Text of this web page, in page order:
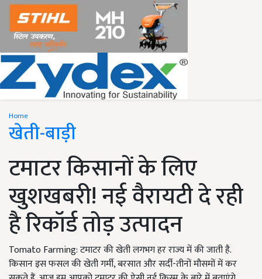
Home
खेती-बाड़ी
टमाटर किसानों के लिए
खुशखबरी! नई वैरायटी दे रही
है रिकॉर्ड तोड़ उत्पादन
Tomato Farming: टमाटर की खेती लगभग हर राज्य में की जाती है.
किसान इस फसल की खेती गर्मी, बरसात और सर्दी-तीनों मौसमों में कर